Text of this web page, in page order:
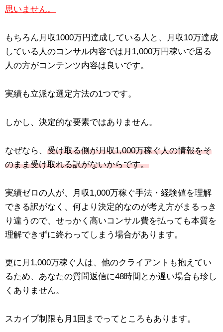
思いません。
もちろん月収1000万円達成している人と、月収10万達成
している人のコンサル内容では月1,000万円稼いで居る
人の方がコンテンツ内容は良いです。
実績も立派な選定方法の1つです。
しかし、決定的な要素ではありません。
なぜなら、 受け取る側が月収1,000万稼ぐ人の情報をそ
のまま受け取れる訳がないからです。
実績ゼロの人が、月収1,000万稼ぐ手法・経験値を理解
できる訳がなく、何より決定的なのが考え方がまるっき
り違うので、せっかく高いコンサル費を払っても本質を
理解できずに終わってしまう場合があります。
更に月1,000万稼ぐ人は、他のクライアントも抱えてい
るため、あなたの質問返信に48時間とか遅い場合も珍し
くありません。
スカイプ制限も月1回までってところもあります。